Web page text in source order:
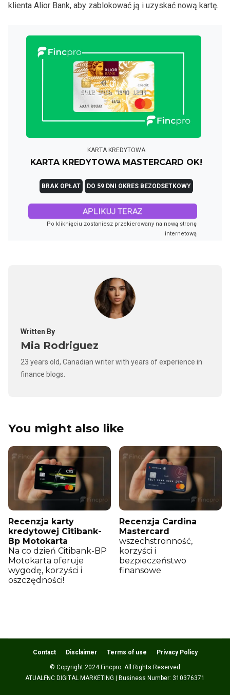
klienta Alior Bank, aby zablokować ją i uzyskać nową kartę.
KARTA KREDYTOWA
KARTA KREDYTOWA MASTERCARD OK!
BRAK OPŁAT DO 59 DNI OKRES BEZODSETKOWY
APLIKUJ TERAZ
Po kliknięciu zostaniesz przekierowany na nową stronę
internetową
Written By
Mia Rodriguez
23 years old, Canadian writer with years of experience in
finance blogs.
You might also like
Recenzja karty
kredytowej Citibank-
Bp Motokarta
Na co dzień Citibank-BP
Motokarta oferuje
wygodę, korzyści i
oszczędności!
Recenzja Cardina
Mastercard
wszechstronność,
korzyści i
bezpieczeństwo
finansowe
Contact Disclaimer Terms of use Privacy Policy
© Copyright 2024 Fincpro. All Rights Reserved
ATUALFNC DIGITAL MARKETING | Business Number: 310376371